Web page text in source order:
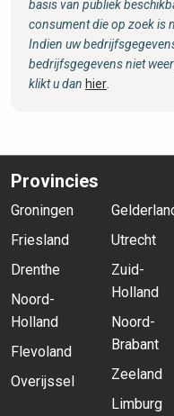
basis van publiek
consument die op zoek is
Indien uw
bedrijfsgegevens niet
klikt u dan hier
Provincies
Groningen
Friesland
Drenthe
Noord-
Holland
Flevoland
Overijssel
Utrecht
Zuid-
Holland
Noord-
Brabant
Zeeland
Limburg